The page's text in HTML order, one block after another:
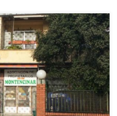
Antes que nada deseamos
de que se encuentren Vd. y los
maléfico virus que amenaza desde
existencia. Comprendemos el
sentir y […]